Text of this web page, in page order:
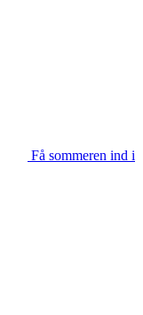
Få sommeren ind i